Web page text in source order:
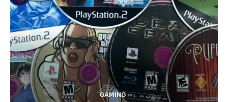
GAMING